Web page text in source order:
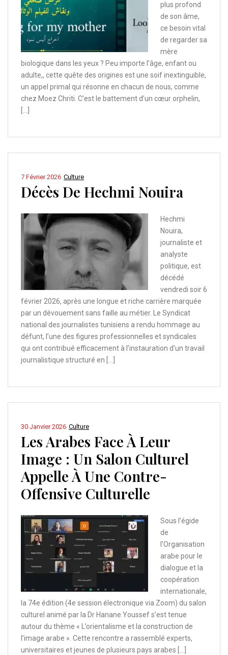
plus profond
de son âme,
ce besoin vital
de regarder sa
mère
biologique dans les yeux ? Peu importe l’âge, enfant ou
adulte,, cette quête des origines est une soif inextinguible,
un appel primal qui résonne en chacun de nous, comme
chez Moez Chriti. C’est le battement d’un cœur orphelin,
[…]
Culture
7 Février 2026
Décès De Hechmi Nouira
Hechmi
Nouira,
journaliste et
analyste
politique, est
décédé
vendredi soir 6
février 2026, après une longue et riche carrière marquée
par un dévouement sans faille au métier. Le Syndicat
national des journalistes tunisiens a rendu hommage au
défunt, l’une des figures professionnelles et syndicales
qui ont contribué efficacement à l’instauration d’un travail
journalistique structuré en […]
Culture
30 Janvier 2026
Les Arabes Face À Leur
Image : Un Salon Culturel
Appelle À Une Contre-
Offensive Culturelle
Sous l’égide
de
l’Organisation
arabe pour le
dialogue et la
coopération
internationale,
la 74e édition (4e session électronique via Zoom) du salon
culturel animé par la Dr Hanane Youssef s’est tenue
autour du thème « L’orientalisme et la construction de
l’image arabe ». Cette rencontre a rassemblé experts,
universitaires et jeunes de plusieurs pays arabes […]